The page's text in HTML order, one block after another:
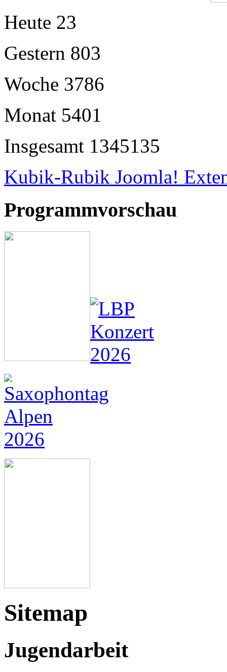
Heute 23
Gestern 803
Woche 3786
Monat 5401
Insgesamt 1345135
Kubik-Rubik Joomla!
Programmvorschau
Sitemap
Jugendarbeit